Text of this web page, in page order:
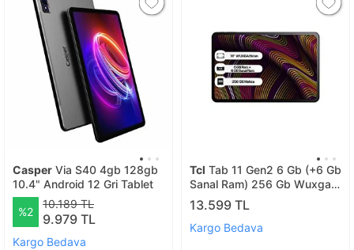
Casper Via S40 4gb 128gb
10.4" Android 12 Gri Tablet
%2
10.189 TL
9.979 TL
Kargo Bedava
Tcl Tab 11 Gen2 6 Gb (+6 Gb
Sanal Ram) 256 Gb Wuxga
11" Tablet
13.599 TL
Kargo Bedava